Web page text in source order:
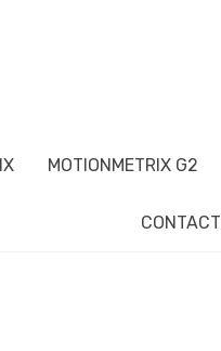
MOTIONMETRIX G2